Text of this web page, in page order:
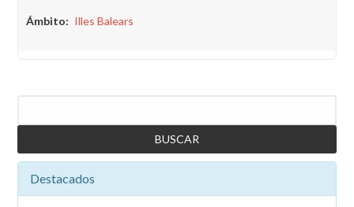
Ámbito Illes Balears
Destacados